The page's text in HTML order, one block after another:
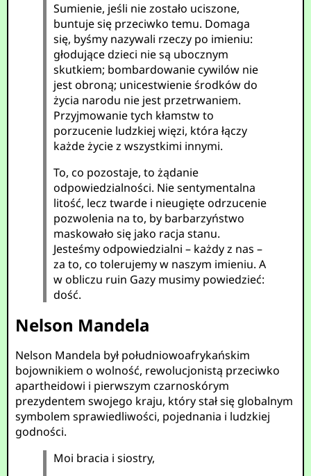
Sumienie, jeśli nie zostało uciszone,
buntuje się przeciwko temu. Domaga
się, byśmy nazywali rzeczy po imieniu:
głodujące dzieci nie są ubocznym
skutkiem; bombardowanie cywilów nie
jest obroną; unicestwienie środków do
życia narodu nie jest przetrwaniem.
Przyjmowanie tych kłamstw to
porzucenie ludzkiej więzi, która łączy
każde życie z wszystkimi innymi.
To, co pozostaje, to żądanie
odpowiedzialności. Nie sentymentalna
litość, lecz twarde i nieugięte odrzucenie
pozwolenia na to, by barbarzyństwo
maskowało się jako racja stanu.
Jesteśmy odpowiedzialni – każdy z nas –
za to, co tolerujemy w naszym imieniu. A
w obliczu ruin Gazy musimy powiedzieć:
dość.
Nelson Mandela
Nelson Mandela był południowoafrykańskim
bojownikiem o wolność, rewolucjonistą przeciwko
apartheidowi i pierwszym czarnoskórym
prezydentem swojego kraju, który stał się globalnym
symbolem sprawiedliwości, pojednania i ludzkiej
godności.
Moi bracia i siostry,